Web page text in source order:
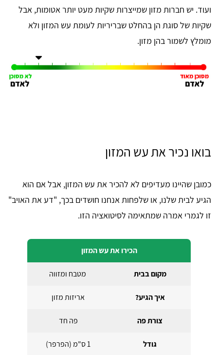
ועוד. יש חברות מזון שמייצרות שקיות מעט יותר אטומות, אבל
שקיות של סוגת הן בהחלט שבריריות לעומת עש המזון ולא
מומלץ לשמור בהן מזון.
בואו נכיר את עש המזון
כמובן שהיינו מעדיפים לא להכיר את עש המזון, אבל אם הוא
הגיע לבית שלנו, או שלפחות אנחנו חושדים בכך, "דע את האויב"
זו לגמרי אמרה שמתאימה לסיטואציה הזו.
הכירו את עש המזון
מקום בבית מטבח ומזווה
איך הגיע? אריזות מזון
צורת פה פה חד
גודל 1 ס"מ (הפרפר)